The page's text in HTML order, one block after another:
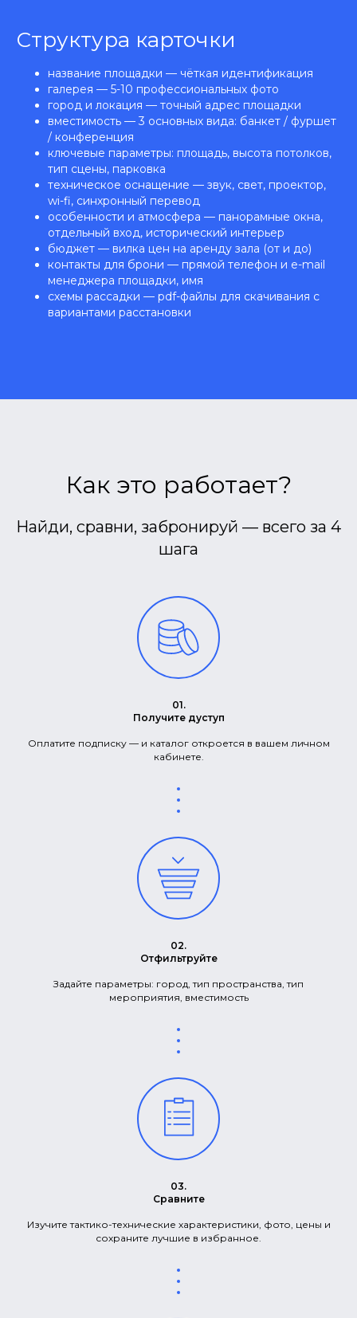
Структура карточки
название площадки — чёткая идентификация
галерея — 5-10 профессиональных фото
город и локация — точный адрес площадки
вместимость — 3 основных вида: банкет / фуршет
/ конференция
ключевые параметры: площадь, высота потолков,
тип сцены, парковка
техническое оснащение — звук, свет, проектор,
wi-fi, синхронный перевод
особенности и атмосфера — панорамные окна,
отдельный вход, исторический интерьер
бюджет — вилка цен на аренду зала (от и до)
контакты для брони — прямой телефон и e-mail
менеджера площадки, имя
схемы рассадки — pdf-файлы для скачивания с
вариантами расстановки
Как это работает?
Найди, сравни, забронируй — всего за 4
шага
01.
Получите дуступ
Оплатите подписку — и каталог откроется в вашем личном
кабинете.
02.
Отфильтруйте
Задайте параметры: город, тип пространства, тип
мероприятия, вместимость
03.
Сравните
Изучите тактико-технические характеристики, фото, цены и
сохраните лучшие в избранное.